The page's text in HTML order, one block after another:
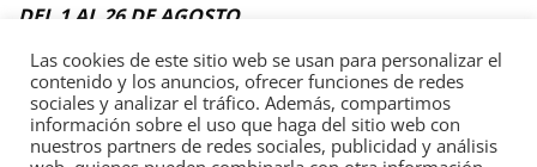
DEL 1 AL 26 DE AGOSTO
Términos y Condiciones Generales
Las cookies de este sitio web se usan para personalizar el
contenido y los anuncios, ofrecer funciones de redes
sociales y analizar el tráfico. Además, compartimos
información sobre el uso que haga del sitio web con
nuestros partners de redes sociales, publicidad y análisis